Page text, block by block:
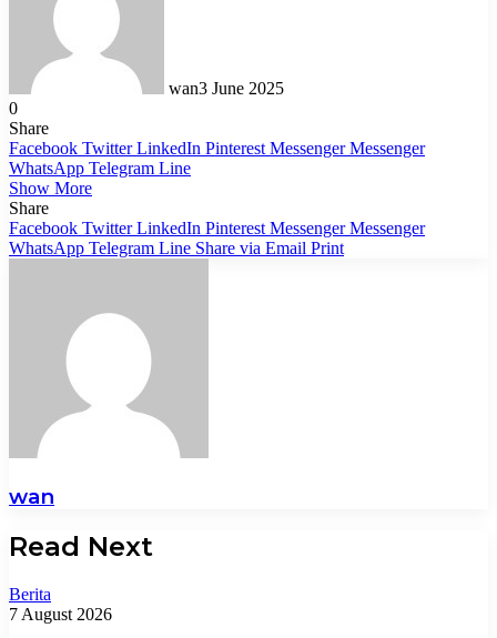
wan3 June 2025
0
Share
Facebook Twitter LinkedIn Pinterest Messenger Messenger
WhatsApp Telegram Line
Show More
Share
Facebook Twitter LinkedIn Pinterest Messenger Messenger
WhatsApp Telegram Line Share via Email Print
wan
Read Next
Berita
7 August 2026